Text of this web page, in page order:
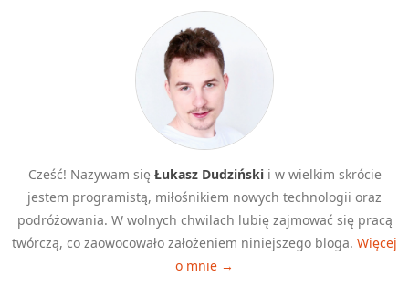
Algorytmy wyszukiwania
Inne
C++
Elementarz Java
Pascal
WEB
.htaccess
HTML 5
CSS 3
Cześć! Nazywam się Łukasz Dudzińskii w wielkim skrócie
jestem programistą, miłośnikiem nowych technologii oraz
podróżowania. W wolnych chwilach lubię zajmować się pracą
twórczą, co zaowocowało założeniem niniejszego bloga. Więcej
o mnie →